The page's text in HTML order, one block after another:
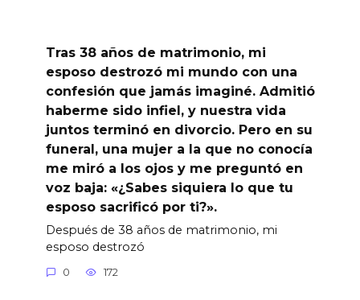
Tras 38 años de matrimonio, mi
esposo destrozó mi mundo con una
confesión que jamás imaginé. Admitió
haberme sido infiel, y nuestra vida
juntos terminó en divorcio. Pero en su
funeral, una mujer a la que no conocía
me miró a los ojos y me preguntó en
voz baja: «¿Sabes siquiera lo que tu
esposo sacrificó por ti?».
Después de 38 años de matrimonio, mi
esposo destrozó
0 172